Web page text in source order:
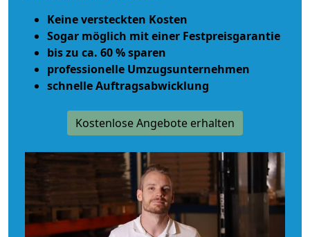
Keine versteckten Kosten
Sogar möglich mit einer Festpreisgarantie
bis zu ca. 60 % sparen
professionelle Umzugsunternehmen
schnelle Auftragsabwicklung
Kostenlose Angebote erhalten